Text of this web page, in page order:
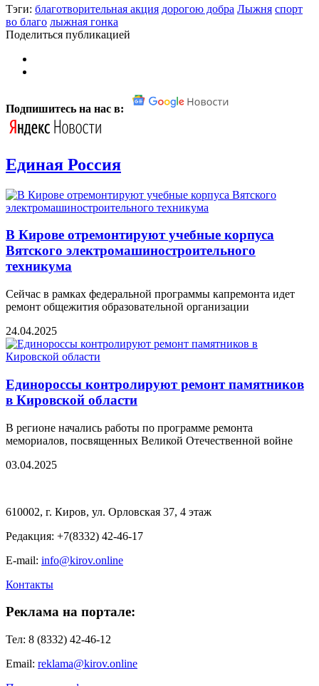
Тэги: благотворительная акция дорогою добра Лыжня спорт
во благо лыжная гонка
Поделиться публикацией
Подпишитесь на нас в:
Единая Россия
В Кирове отремонтируют учебные корпуса
Вятского электромашиностроительного
техникума
Сейчас в рамках федеральной программы капремонта идет
ремонт общежития образовательной организации
24.04.2025
Единороссы контролируют ремонт памятников
в Кировской области
В регионе начались работы по программе ремонта
мемориалов, посвященных Великой Отечественной войне
03.04.2025
610002, г. Киров, ул. Орловская 37, 4 этаж
Редакция: +7(8332) 42-46-17
E-mail: info@kirov.online
Контакты
Реклама на портале:
Тел: 8 (8332) 42-46-12
Email: reklama@kirov.online